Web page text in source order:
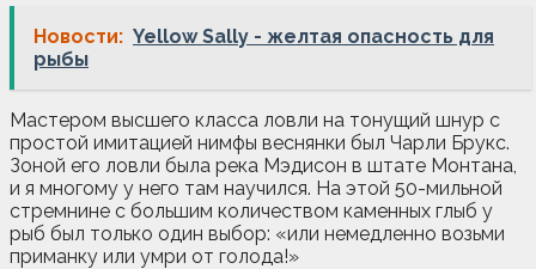
Новости: Yellow Sally - желтая опасность для
рыбы
Мастером высшего класса ловли на тонущий шнур с
простой имитацией нимфы веснянки был Чарли Брукс.
Зоной его ловли была река Мэдисон в штате Монтана,
и я многому у него там научился. На этой 50-мильной
стремнине с большим количеством каменных глыб у
рыб был только один выбор: «или немедленно возьми
приманку или умри от голода!»